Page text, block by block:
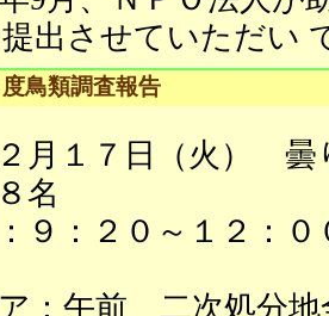
出させていただい
鳥類調査報告
月１７日（火） 曇
名
９：２０～１２：
：午前 二次処分